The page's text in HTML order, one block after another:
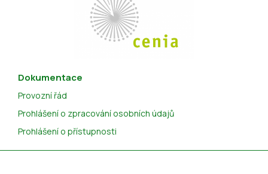
Dokumentace
Provozní řád
Prohlášení o zpracování osobních údajů
Prohlášení o přístupnosti